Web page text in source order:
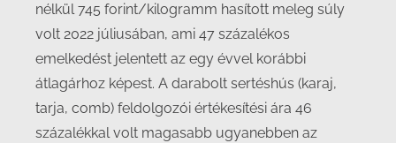
nélkül 745 forint/kilogramm hasított meleg súly
volt 2022 júliusában, ami 47 százalékos
emelkedést jelentett az egy évvel korábbi
átlagárhoz képest. A darabolt sertéshús (karaj,
tarja, comb) feldolgozói értékesítési ára 46
százalékkal volt magasabb ugyanebben az